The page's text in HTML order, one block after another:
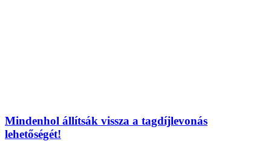
Mindenhol állítsák vissza a tagdíjlevonás
lehetőségét!